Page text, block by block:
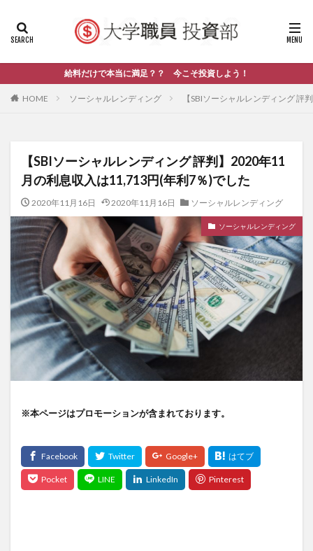
給料だけで本当に満足？？ 今こそ投資しよう！
HOME ソーシャルレンディング 【SBIソーシャルレンディング
【SBIソーシャルレンディング 評判】2020年11
月の利息収入は11,713円(年利7％)でした
2020年11月16日 2020年11月16日 ソーシャルレンディング
ソーシャルレンディング
※本ページはプロモーションが含まれております。